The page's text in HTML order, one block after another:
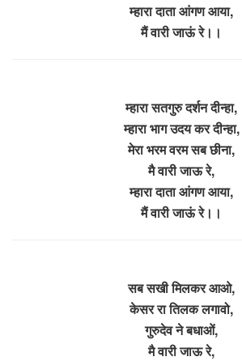
म्हारा दाता आंगण आया,
मैं वारी जाऊं रे।।
म्हारा सतगुरु दर्शन दीन्हा,
म्हारा भाग उदय कर दीन्हा,
मेरा भरम वरम सब छीना,
मै वारी जाऊ रे,
म्हारा दाता आंगण आया,
मैं वारी जाऊं रे।।
सब सखी मिलकर आओ,
केसर रा तिलक लगावो,
गुरुदेव ने बधाओं,
मै वारी जाऊ रे,